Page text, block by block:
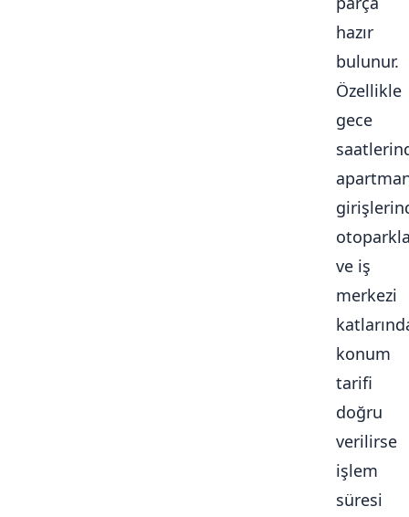
hazır
bulunur.
Özellikle
gece
ve iş
merkezi
konum
tarifi
doğru
verilirse
işlem
süresi